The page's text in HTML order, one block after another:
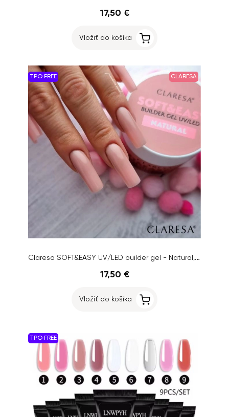
17,50 €
Vložiť do košíka
TPO FREE CLARESA
Claresa SOFT&EASY UV/LED builder gel - Natural, 90g
17,50 €
Vložiť do košíka
TPO FREE